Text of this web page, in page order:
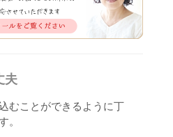
夫
むことができるように丁
。